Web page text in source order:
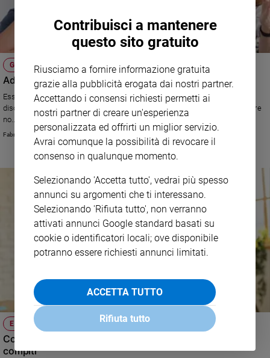
GIOVANI IRREQUIETI
Adolescenti difficili: è giusto andare dallo psicologo?
Essere adolescenti non è sempre facile. più si cresce, più si diventa
disobbedienti nei confronti dei genitori. Talvolta in maniera volontaria, altre
no... ma quanti litigi! Giusto chiedere aiuto allo psicologo?
Fabrizio Fantoni
EDUCAZIONE
Cosa fare se i compagni di scuola fanno "spaccio" di
compiti
Contribuisci a mantenere
questo sito gratuito
Riusciamo a fornire informazione gratuita
grazie alla pubblicità erogata dai nostri partner.
Accettando i consensi richiesti permetti ai
nostri partner di creare un'esperienza
personalizzata ed offrirti un miglior servizio.
Avrai comunque la possibilità di revocare il
consenso in qualunque momento.
Selezionando 'Accetta tutto', vedrai più spesso
annunci su argomenti che ti interessano.
Selezionando 'Rifiuta tutto', non verranno
attivati annunci Google standard basati su
cookie o identificatori locali; ove disponibile
potranno essere richiesti annunci limitati.
ACCETTA TUTTO
Rifiuta tutto